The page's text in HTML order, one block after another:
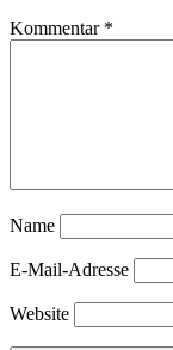
Kommentar *
Name
E-Mail-Adresse
Website